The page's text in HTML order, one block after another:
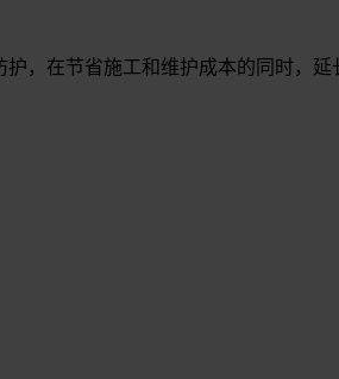
，在节省施工和维护成本的同时，延